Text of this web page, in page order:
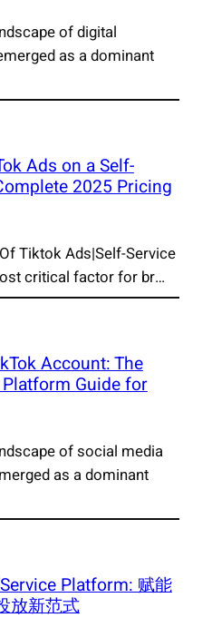
of digital
as a dominant
Ads on a Self-
2025 Pricing
Tiktok Ads|Self-Service
critical factor for br…
Account: The
Guide for
of social media
as a dominant
Platform: 赋能
放新范式